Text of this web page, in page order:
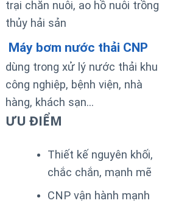
trại chăn nuôi, ao hồ nuôi trồng
thủy hải sản
Máy bơm nước thải CNP
dùng trong xử lý nước thải khu
công nghiệp, bệnh viện, nhà
hàng, khách sạn…
ƯU ĐIỂM
Thiết kế nguyên khối,
chắc chắn, mạnh mẽ
CNP vận hành mạnh